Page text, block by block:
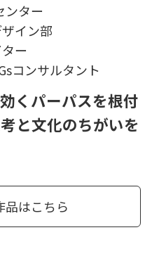
ンター
イン部
ー
コンサルタント
くパーパスを根付
と文化のちがいを
品はこちら